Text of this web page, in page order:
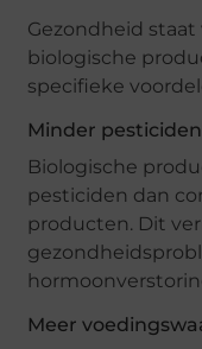
Gezondheid
biologische
specifieke
Minder pesticiden
Biologische
pesticiden dan
producten. Dit
Meer